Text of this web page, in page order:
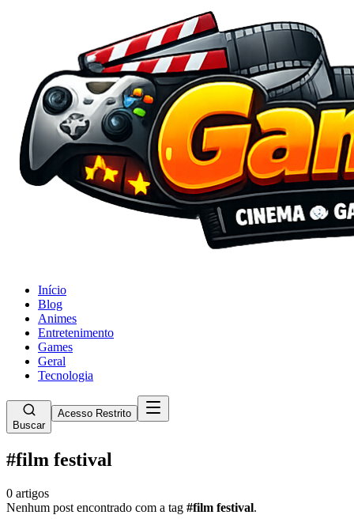
Início
Blog
Animes
Entretenimento
Games
Geral
Tecnologia
Buscar
Acesso Restrito
#film festival
0 artigos
Nenhum post encontrado com a tag #film festival.